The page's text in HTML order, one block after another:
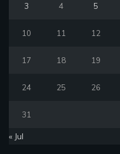
3 4 5
10 11 12
17 18 19
24 25 26
31
« Jul